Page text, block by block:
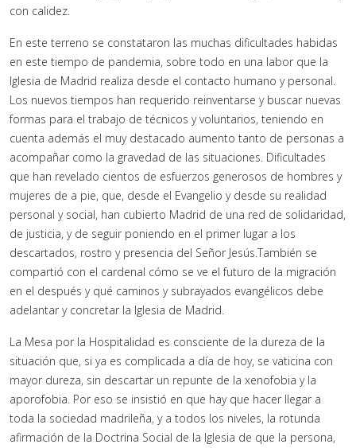
con calidez.
En este terreno se constataron las muchas dificultades habidas
en este tiempo de pandemia, sobre todo en una labor que la
Iglesia de Madrid realiza desde el contacto humano y personal.
Los nuevos tiempos han requerido reinventarse y buscar nuevas
formas para el trabajo de técnicos y voluntarios, teniendo en
cuenta además el muy destacado aumento tanto de personas a
acompañar como la gravedad de las situaciones. Dificultades
que han revelado cientos de esfuerzos generosos de hombres y
mujeres de a pie, que, desde el Evangelio y desde su realidad
personal y social, han cubierto Madrid de una red de solidaridad,
de justicia, y de seguir poniendo en el primer lugar a los
descartados, rostro y presencia del Señor Jesús.También se
compartió con el cardenal cómo se ve el futuro de la migración
en el después y qué caminos y subrayados evangélicos debe
adelantar y concretar la Iglesia de Madrid.
La Mesa por la Hospitalidad es consciente de la dureza de la
situación que, si ya es complicada a día de hoy, se vaticina con
mayor dureza, sin descartar un repunte de la xenofobia y la
aporofobia. Por eso se insistió en que hay que hacer llegar a
toda la sociedad madrileña, y a todos los niveles, la rotunda
afirmación de la Doctrina Social de la Iglesia de que la persona,